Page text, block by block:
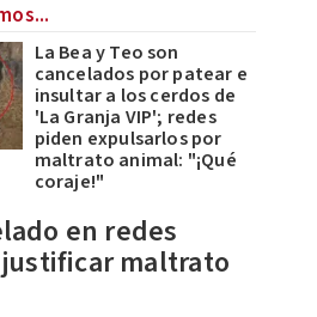
La Bea y Teo son
cancelados por patear e
insultar a los cerdos de
'La Granja VIP'; redes
piden expulsarlos por
maltrato animal: "¡Qué
coraje!"
en redes
maltrato